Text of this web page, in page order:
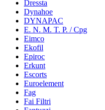
Dressta
Dynahoe
DYNAPAC
E. N. M. T. P. / Cpg
Eimco
Ekofil
Epiroc
Erkunt
Escorts
Euroelement
Fag
Fai Filtri